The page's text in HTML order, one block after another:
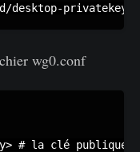
desktop-privatekey
wg0.conf
# la clé publique